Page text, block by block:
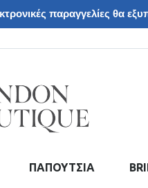
παραγγελίες θα
ΠΑΠΟΥΤΣΙΑ